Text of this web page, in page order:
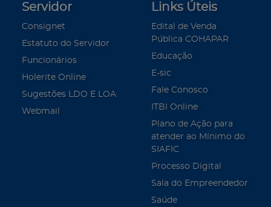
Servidor
Consignet
Estatuto do Servidor
Funcionários
Holerite Online
Sugestões LDO E LOA
Webmail
Links Úteis
Edital de Venda
Pública COHAPAR
Educação
E-sic
Fale Conosco
ITBI Online
Plano de Ação para
atender ao Mínimo do
SIAFIC
Processo Digital
Sala do Empreendedor
Saúde